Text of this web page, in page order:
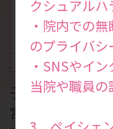
クシュアルハ
・院内での
のプライバシ
・SNSやイ
当院や職員
一般不妊治
子宮鏡検査やX線
宮卵管造影検査、